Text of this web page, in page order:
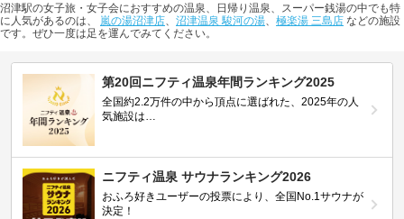
沼津駅の女子旅・女子会におすすめの温泉、日帰り温泉、スーパー銭湯の中でも特
に人気があるのは、 嵐の湯沼津店、 沼津温泉 駿河の湯、 極楽湯 三島店 などの施設
です。ぜひ一度は足を運んでみてください。
第20回ニフティ温泉年間ランキング2025
全国約2.2万件の中から頂点に選ばれた、2025年の人
気施設は…
ニフティ温泉 サウナランキング2026
おふろ好きユーザーの投票により、全国No.1サウナが
決定！